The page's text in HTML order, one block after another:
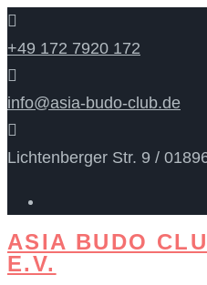
+49 172 7920 172
info@asia-budo-club.de
Lichtenberger Str. 9 /
ASIA BUDO
E.V.